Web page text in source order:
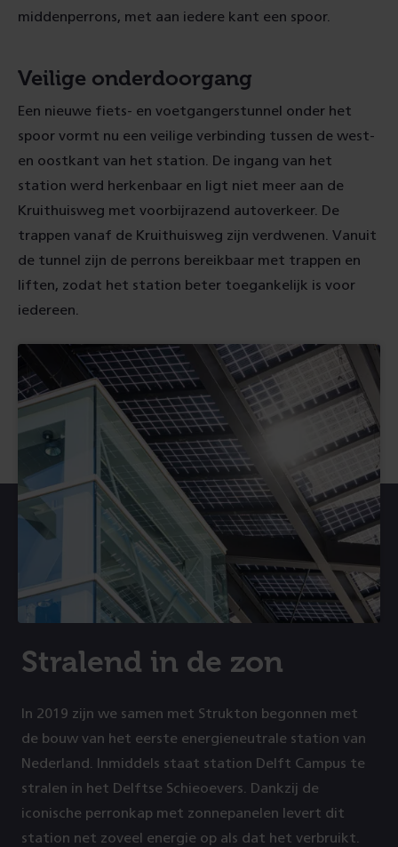
middenperrons, met aan iedere kant een spoor.
Veilige onderdoorgang
Een nieuwe fiets- en voetgangerstunnel onder het
spoor vormt nu een veilige verbinding tussen de west-
en oostkant van het station. De ingang van het
station werd herkenbaar en ligt niet meer aan de
Kruithuisweg met voorbijrazend autoverkeer. De
trappen vanaf de Kruithuisweg zijn verdwenen. Vanuit
de tunnel zijn de perrons bereikbaar met trappen en
liften, zodat het station beter toegankelijk is voor
iedereen.
Stralend in de zon
In 2019 zijn we samen met Strukton begonnen met
de bouw van het eerste energieneutrale station van
Nederland. Inmiddels staat station Delft Campus te
stralen in het Delftse Schieoevers. Dankzij de
iconische perronkap met zonnepanelen levert dit
station net zoveel energie op als dat het verbruikt.